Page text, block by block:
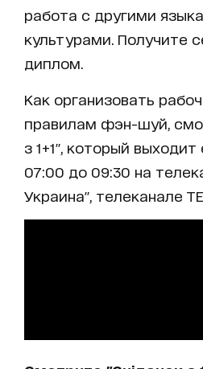
работа с другими
культурами. Получите
диплом.
Как организовать
правилам фэн-шуй,
з 1+1", который
07:00 до 09:30 на
Украина", телеканале